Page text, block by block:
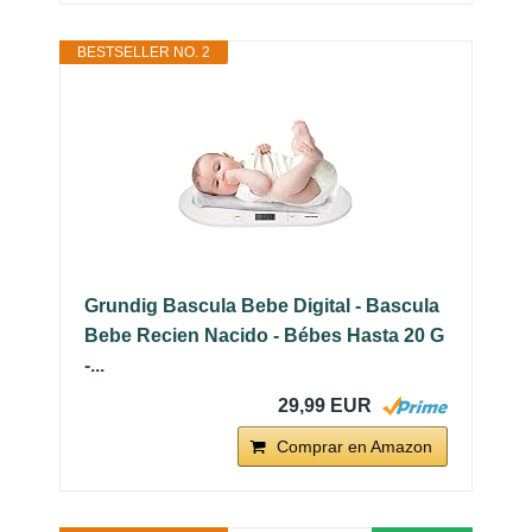
BESTSELLER NO. 2
Grundig Bascula Bebe Digital - Bascula
Bebe Recien Nacido - Bébes Hasta 20 G
-...
29,99 EUR
Comprar en Amazon